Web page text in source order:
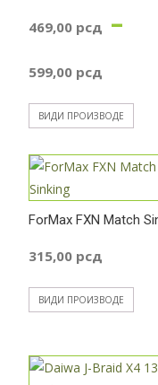
469,00 рсд –
599,00 рсд
цена:
од
ВИДИ ПРОИЗВОДЕ
ForMax FXN Match
315,00 рсд
ВИДИ ПРОИЗВОДЕ